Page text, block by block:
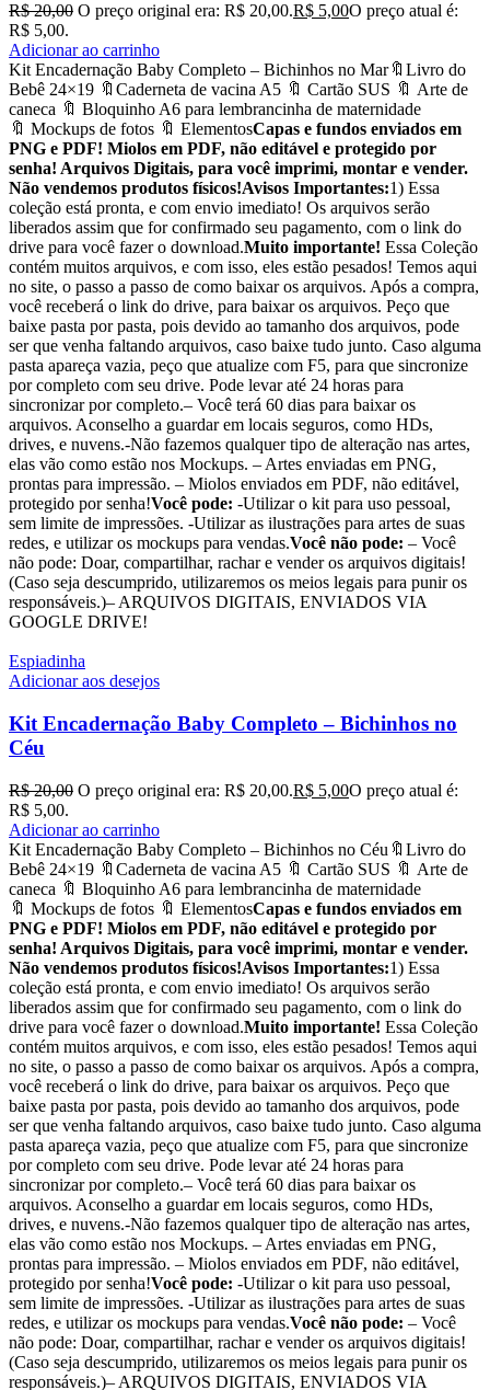
R$20,00 O preço original era: R$ 20,00.R$ 5,00O preço atual é:
R$ 5,00.
Adicionar ao carrinho
Kit Encadernação Baby Completo – Bichinhos no Mar🔖Livro do
Bebê 24×19 🔖Caderneta de vacina A5 🔖 Cartão SUS 🔖 Arte de
caneca 🔖 Bloquinho A6 para lembrancinha de maternidade
🔖 Mockups de fotos 🔖 ElementosCapas e fundos enviados em
PNG e PDF! Miolos em PDF, não editável e protegido por
senha! Arquivos Digitais, para você imprimi, montar e vender.
Não vendemos produtos físicos!Avisos Importantes:1) Essa
coleção está pronta, e com envio imediato! Os arquivos serão
liberados assim que for confirmado seu pagamento, com o link do
drive para você fazer o download.Muito importante! Essa Coleção
contém muitos arquivos, e com isso, eles estão pesados! Temos aqui
no site, o passo a passo de como baixar os arquivos. Após a compra,
você receberá o link do drive, para baixar os arquivos. Peço que
baixe pasta por pasta, pois devido ao tamanho dos arquivos, pode
ser que venha faltando arquivos, caso baixe tudo junto. Caso alguma
pasta apareça vazia, peço que atualize com F5, para que sincronize
por completo com seu drive. Pode levar até 24 horas para
sincronizar por completo.– Você terá 60 dias para baixar os
arquivos. Aconselho a guardar em locais seguros, como HDs,
drives, e nuvens.-Não fazemos qualquer tipo de alteração nas artes,
elas vão como estão nos Mockups. – Artes enviadas em PNG,
prontas para impressão. – Miolos enviados em PDF, não editável,
protegido por senha!Você pode: -Utilizar o kit para uso pessoal,
sem limite de impressões. -Utilizar as ilustrações para artes de suas
redes, e utilizar os mockups para vendas.Você não pode: – Você
não pode: Doar, compartilhar, rachar e vender os arquivos digitais!
(Caso seja descumprido, utilizaremos os meios legais para punir os
responsáveis.)– ARQUIVOS DIGITAIS, ENVIADOS VIA
GOOGLE DRIVE!
Espiadinha
Adicionar aos desejos
Kit Encadernação Baby Completo – Bichinhos no
Céu
R$20,00 O preço original era: R$ 20,00.R$ 5,00O preço atual é:
R$ 5,00.
Adicionar ao carrinho
Kit Encadernação Baby Completo – Bichinhos no Céu🔖Livro do
Bebê 24×19 🔖Caderneta de vacina A5 🔖 Cartão SUS 🔖 Arte de
caneca 🔖 Bloquinho A6 para lembrancinha de maternidade
🔖 Mockups de fotos 🔖 ElementosCapas e fundos enviados em
PNG e PDF! Miolos em PDF, não editável e protegido por
senha! Arquivos Digitais, para você imprimi, montar e vender.
Não vendemos produtos físicos!Avisos Importantes:1) Essa
coleção está pronta, e com envio imediato! Os arquivos serão
liberados assim que for confirmado seu pagamento, com o link do
drive para você fazer o download.Muito importante! Essa Coleção
contém muitos arquivos, e com isso, eles estão pesados! Temos aqui
no site, o passo a passo de como baixar os arquivos. Após a compra,
você receberá o link do drive, para baixar os arquivos. Peço que
baixe pasta por pasta, pois devido ao tamanho dos arquivos, pode
ser que venha faltando arquivos, caso baixe tudo junto. Caso alguma
pasta apareça vazia, peço que atualize com F5, para que sincronize
por completo com seu drive. Pode levar até 24 horas para
sincronizar por completo.– Você terá 60 dias para baixar os
arquivos. Aconselho a guardar em locais seguros, como HDs,
drives, e nuvens.-Não fazemos qualquer tipo de alteração nas artes,
elas vão como estão nos Mockups. – Artes enviadas em PNG,
prontas para impressão. – Miolos enviados em PDF, não editável,
protegido por senha!Você pode: -Utilizar o kit para uso pessoal,
sem limite de impressões. -Utilizar as ilustrações para artes de suas
redes, e utilizar os mockups para vendas.Você não pode: – Você
não pode: Doar, compartilhar, rachar e vender os arquivos digitais!
(Caso seja descumprido, utilizaremos os meios legais para punir os
responsáveis.)– ARQUIVOS DIGITAIS, ENVIADOS VIA